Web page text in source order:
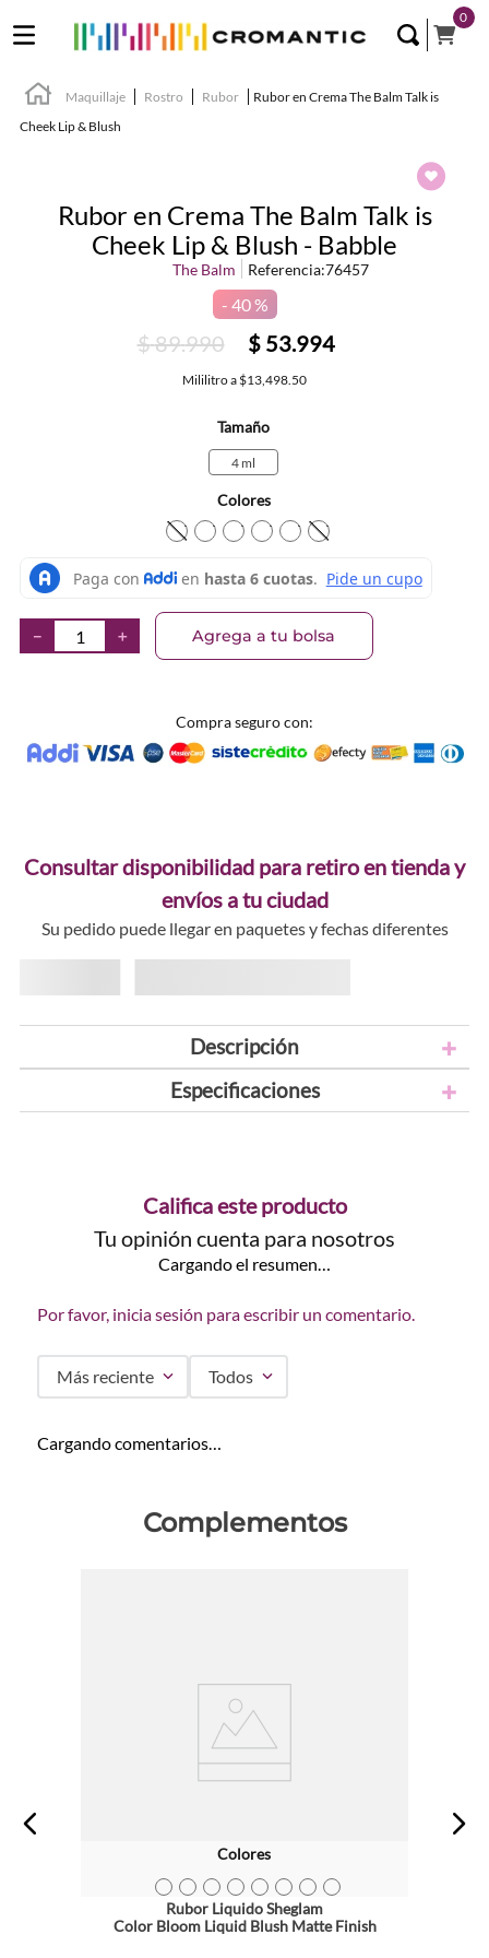
0
Maquillaje Rostro Rubor
Rubor en Crema The Balm Talk is
Cheek Lip & Blush
Rubor en Crema The Balm Talk is
Cheek Lip & Blush - Babble
The Balm Referencia:76457
40 %
$89.990 $ 53.994
Mililitroa $13,498.50
Tamaño
4 ml
Colores
TEXTURA_681619820830
TEXTURA_681619820823
TEXTURA_681619820816
TEXTURA_681619820847
＋
－ Agrega a tu bolsa
Compra seguro con:
Consultar disponibilidad para retiro en tienda y
envíos a tu ciudad
Su pedido puede llegar en paquetes y fechas diferentes
Descripción
Especificaciones
Califica este producto
Tu opinión cuenta para nosotros
Cargando el resumen…
Por favor, inicia sesión para escribir un comentario.
Más reciente Todos
Cargando comentarios…
Complementos
Colores
Rubor Liquido Sheglam
Color Bloom Liquid Blush Matte Finish